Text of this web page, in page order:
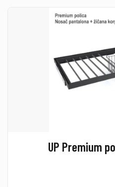
UP Premium